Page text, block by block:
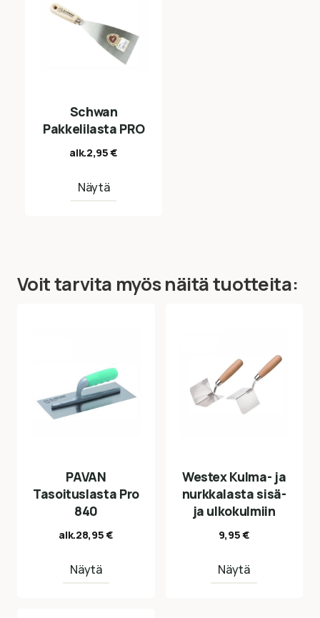
Schwan
Pakkelilasta PRO
alk.2,95€
Näytä
Voit tarvita myös näitä tuotteita:
PAVAN
Tasoituslasta Pro
840
alk.28,95€
Näytä
Westex Kulma- ja
nurkkalasta sisä-
ja ulkokulmiin
9,95€
Näytä